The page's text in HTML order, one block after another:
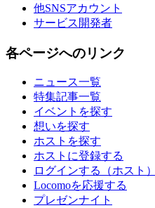
他SNSアカウント
サービス開発者
各ページへのリンク
ニュース一覧
特集記事一覧
イベントを探す
想いを探す
ホストを探す
ホストに登録する
ログインする（ホスト）
Locomoを応援する
プレゼンナイト